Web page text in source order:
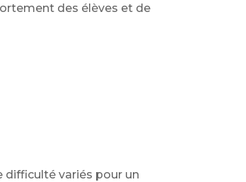
des élèves et de
difficulté variés pour un